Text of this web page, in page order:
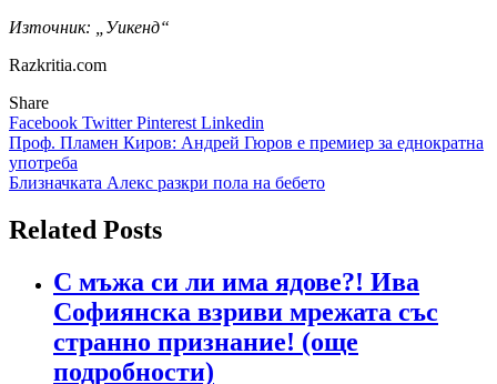
Източник: „Уикенд“
Razkritia.com
Share
Facebook TwitterPinterest Linkedin
Навигация
Проф. Пламен Киров: Андрей Гюров е премиер за еднократна
употреба
Близначката Алекс разкри пола на бебето
Related Posts
С мъжа си ли има ядове?! Ива
Софиянска взриви мрежата със
странно признание! (още
подробности)